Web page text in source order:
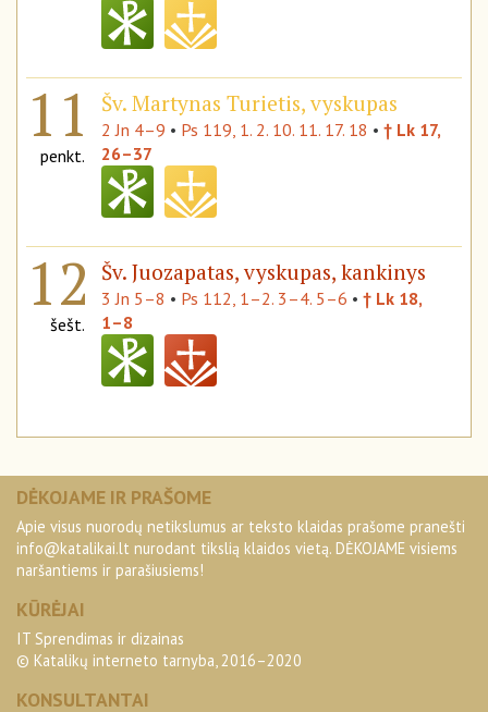
11
penkt.
Šv. Martynas Turietis, vyskupas
2 Jn 4–9 • Ps 119, 1. 2. 10. 11. 17. 18 • † Lk 17,
26–37
12
šešt.
Šv. Juozapatas, vyskupas, kankinys
3 Jn 5–8 • Ps 112, 1–2. 3–4. 5–6 • † Lk 18,
1–8
DĖKOJAME IR PRAŠOME
Apie visus nuorodų netikslumus ar teksto klaidas prašome pranešti
info@katalikai.lt nurodant tikslią klaidos vietą. DĖKOJAME visiems
naršantiems ir parašiusiems!
KŪRĖJAI
IT Sprendimas ir dizainas
© Katalikų interneto tarnyba, 2016–2020
KONSULTANTAI